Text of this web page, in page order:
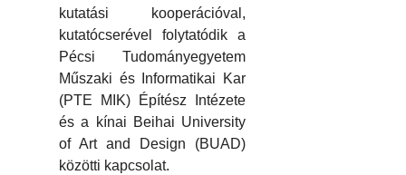
kutatási kooperációval,
kutatócserével folytatódik a
Pécsi Tudományegyetem
Műszaki és Informatikai Kar
(PTE MIK) Építész Intézete
és a kínai Beihai University
of Art and Design (BUAD)
közötti kapcsolat.